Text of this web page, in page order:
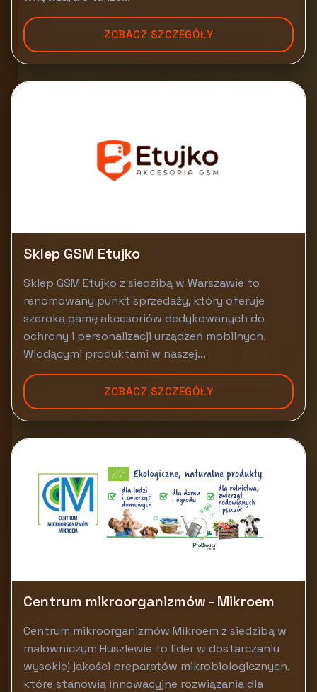
ZOBACZ SZCZEGÓŁY
Sklep GSM Etujko
Sklep GSM Etujko z siedzibą w Warszawie to
renomowany punkt sprzedaży, który oferuje
szeroką gamę akcesoriów dedykowanych do
ochrony i personalizacji urządzeń mobilnych.
Wiodącymi produktami w naszej...
ZOBACZ SZCZEGÓŁY
Centrum mikroorganizmów - Mikroem
Centrum mikroorganizmów Mikroem z siedzibą w
malowniczym Huszlewie to lider w dostarczaniu
wysokiej jakości preparatów mikrobiologicznych,
które stanowią innowacyjne rozwiązania dla